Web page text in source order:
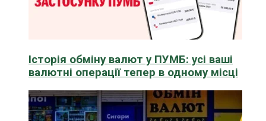
Історія обміну валют у ПУМБ: усі ваші
валютні операції тепер в одному місці